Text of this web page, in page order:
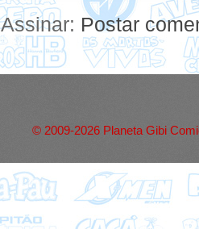
Assinar: Postar
© 2009-2026 Planeta Gibi